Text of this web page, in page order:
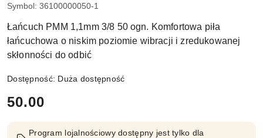
Symbol: 36100000050-1
Łańcuch PMM 1,1mm 3/8 50 ogn. Komfortowa piła
łańcuchowa o niskim poziomie wibracji i zredukowanej
skłonności do odbić
Dostępność: Duża dostępność
cena:
50.00
Program lojalnościowy dostępny jest tylko dla